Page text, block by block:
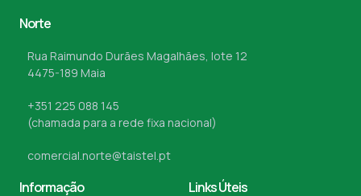
Norte
Rua Raimundo Durães Magalhães, lote 12
4475-189 Maia
+351 225 088 145
(chamada para a rede fixa nacional)
comercial.norte@taistel.pt
Informação Links Úteis